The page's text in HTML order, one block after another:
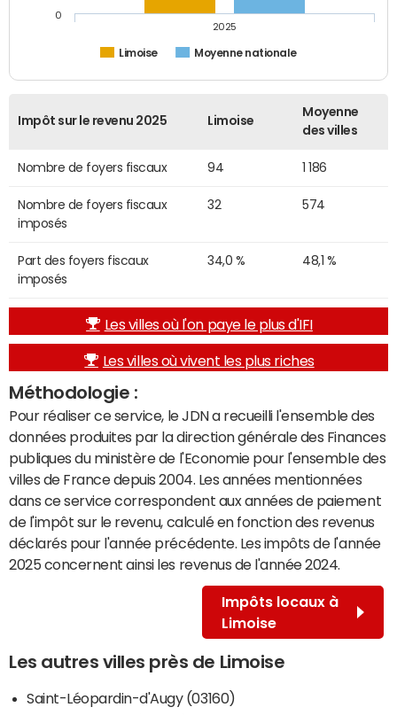
Limoise Moyenne nationale
2025
0
Impôt sur le revenu 2025 Limoise
Moyenne
des villes
Nombre de foyers fiscaux 94 1 186
Nombre de foyers fiscaux
imposés
32 574
Part des foyers fiscaux
imposés
34,0 % 48,1 %
Les villes où l'on paye le plus d'IFI
Les villes où vivent les plus riches
Méthodologie :
Pour réaliser ce service, le JDN a recueilli l'ensemble des
données produites par la direction générale des Finances
publiques du ministère de l'Economie pour l'ensemble des
villes de France depuis 2004. Les années mentionnées
dans ce service correspondent aux années de paiement
de l'impôt sur le revenu, calculé en fonction des revenus
déclarés pour l'année précédente. Les impôts de l'année
2025 concernent ainsi les revenus de l'année 2024.
Impôts locaux à
Limoise
Les autres villes près de Limoise
Saint-Léopardin-d'Augy (03160)